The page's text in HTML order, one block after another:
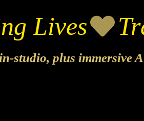
studio, plus